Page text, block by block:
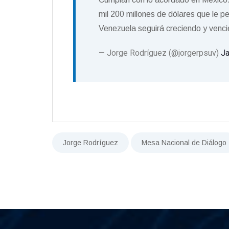
mil 200 millones de dólares que le
Venezuela seguirá creciendo y
— Jorge Rodríguez (@jorgerpsuv)
Jorge Rodríguez Mesa Nacional de Diálogo